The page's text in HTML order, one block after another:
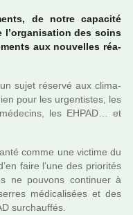
de notre capa­cité
l’orga­ni­sa­tion des soins
aux nou­vel­les réa­
un sujet réservé aux cli­ma­
pour les urgen­tis­tes, les
les EHPAD… et
comme une vic­time du
faire l’une des prio­ri­tés
ne pou­vons conti­nuer à
médi­ca­li­sées et des
sur­chauf­fés.